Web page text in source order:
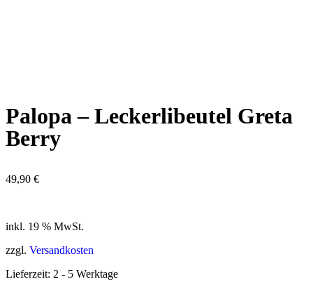
Palopa – Leckerlibeutel Greta
Berry
49,90 €
inkl. 19 % MwSt.
zzgl. Versandkosten
Lieferzeit: 2 - 5 Werktage